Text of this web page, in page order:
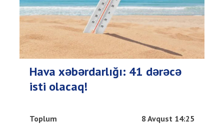
Hava xəbərdarlığı: 41 dərəcə
isti olacaq!
Toplum 8 Avqust 14:25